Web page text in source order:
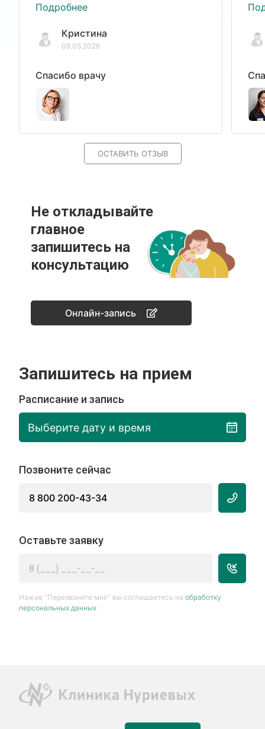
Подробнее
Кристина
08.05.2026
Спасибо врачу
ОСТАВИТЬ ОТЗЫВ
Не откладывайте
главное
запишитесь на
консультацию
Онлайн-запись
Запишитесь на прием
Расписание и запись
Выберите дату и время
Позвоните сейчас
8 800 200-43-34
Оставьте заявку
Нажав “Перезвоните мне” вы соглашаетесь наобработку
персональных данных